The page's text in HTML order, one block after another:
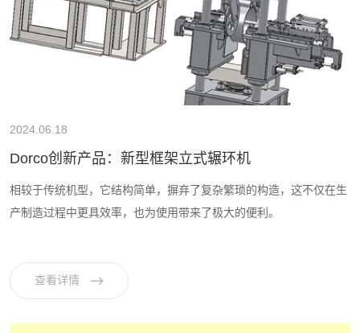
2024.06.18
Dorco创新产品：新型框架立式辗环机
相较于传统机型，它结构简单，摒弃了复杂繁琐的构造，这不仅在生
产制造过程中更具效率，也为使用带来了极大的便利。
查看详情